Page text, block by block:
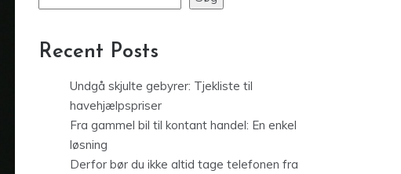
Recent Posts
Undgå skjulte gebyrer: Tjekliste til
havehjælpspriser
Fra gammel bil til kontant handel: En enkel
løsning
Derfor bør du ikke altid tage telefonen fra